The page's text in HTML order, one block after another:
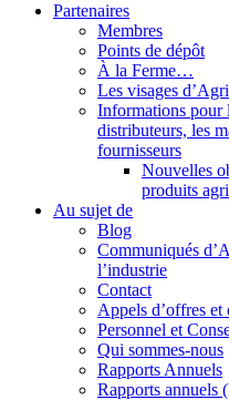
Partenaires
Membres
Points de dépôt
À la Ferme…
Les visages
Informations pour
distributeurs, les
fournisseurs
Nouvelles
produits
Au sujet de
Blog
Communiqués
l’industrie
Contact
Appels d’offres et
Personnel et
Qui sommes-nous
Rapports Annuels
Rapports annuels